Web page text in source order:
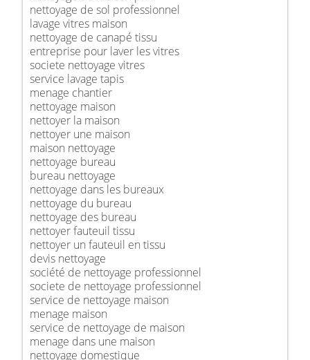
nettoyage de sol professionnel
lavage vitres maison
nettoyage de canapé tissu
entreprise pour laver les vitres
societe nettoyage vitres
service lavage tapis
menage chantier
nettoyage maison
nettoyer la maison
nettoyer une maison
maison nettoyage
nettoyage bureau
bureau nettoyage
nettoyage dans les bureaux
nettoyage du bureau
nettoyage des bureau
nettoyer fauteuil tissu
nettoyer un fauteuil en tissu
devis nettoyage
société de nettoyage professionnel
societe de nettoyage professionnel
service de nettoyage maison
menage maison
service de nettoyage de maison
menage dans une maison
nettoyage domestique